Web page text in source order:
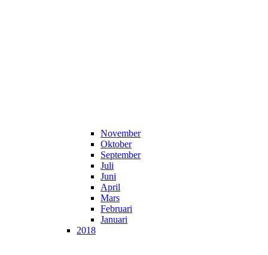
November
Oktober
September
Juli
Juni
April
Mars
Februari
Januari
2018